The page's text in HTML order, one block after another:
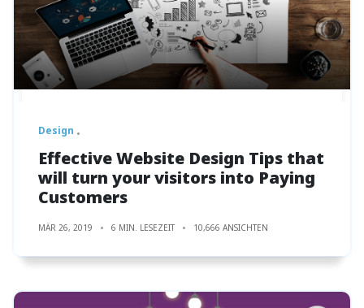
Design
Effective Website Design Tips that
will turn your visitors into Paying
Customers
MÄR 26, 2019 6 MIN. LESEZEIT 10,666 ANSICHTEN